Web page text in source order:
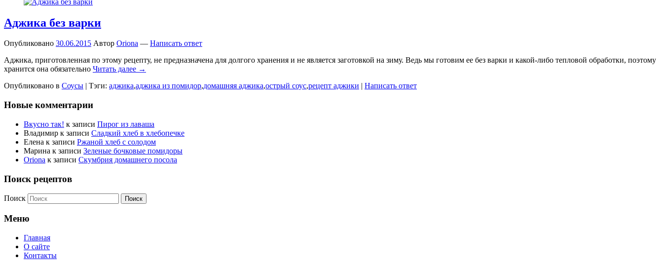
Аджика без варки
Опубликовано 30.06.2015 Автор Oriona — Написать ответ
Аджика, приготовленная по этому рецепту, не предназначена для долгого хранения и не является заготовкой на зиму. Ведь мы готовим ее без варки и какой-либо тепловой обработки, поэтому
хранится она обязательно Читать далее →
Опубликовано в Соусы | Тэги: аджика,аджика из помидор,домашняя аджика,острый соус,рецепт аджики | Написать ответ
Новые комментарии
Вкусно так! к записи Пирог из лаваша
Владимир к записи Сладкий хлеб в хлебопечке
Елена к записи Ржаной хлеб с солодом
Марина к записи Зеленые бочковые помидоры
Oriona к записи Скумбрия домашнего посола
Поиск рецептов
Поиск
Меню
Главная
О сайте
Контакты